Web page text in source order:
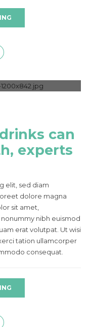
can
experts
elit, sed diam
dolore magna
sit amet,
nibh euismod
erat volutpat. Ut wisi
tation ullamcorper
consequat.